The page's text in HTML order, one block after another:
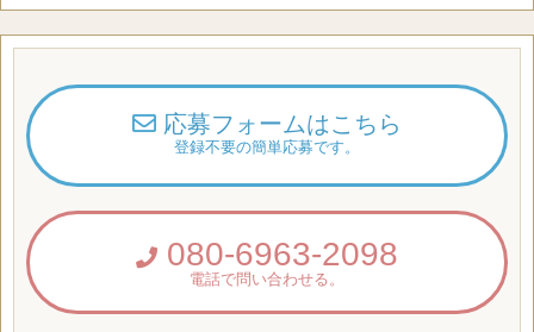
応募フォームはこちら
登録不要の簡単応募です。
080-6963-2098
電話で問い合わせる。